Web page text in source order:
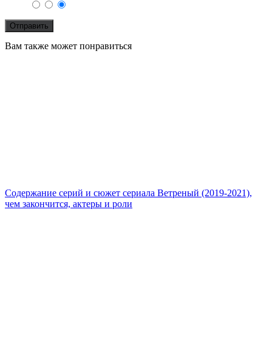
Вам также может понравиться
Содержание серий и сюжет сериала Ветреный (2019-2021),
чем закончится, актеры и роли